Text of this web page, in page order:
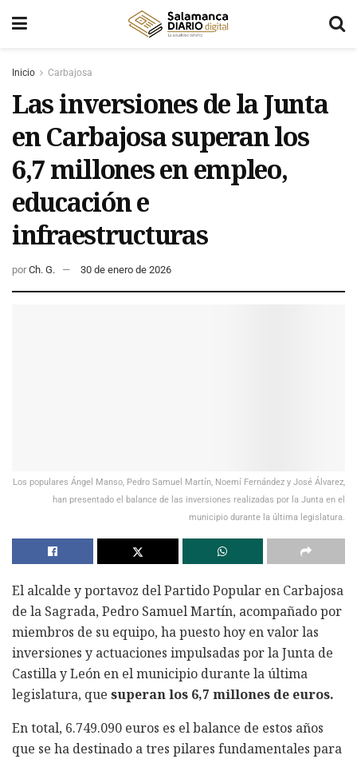
Inicio Carbajosa
Las inversiones de la Junta
en Carbajosa superan los
6,7 millones en empleo,
educación e
infraestructuras
por Ch. G. 30 de enero de 2026
Los populares Ángel Manso, Pedro Samuel Martín, Noemí Fernández y José Álvarez,
han presentado el balance de las inversiones realizadas por la Junta en el
municipio durante la última legislatura.
El alcalde y portavoz del Partido Popular en Carbajosa
de la Sagrada, Pedro Samuel Martín, acompañado por
miembros de su equipo, ha puesto hoy en valor las
inversiones y actuaciones impulsadas por la Junta de
Castilla y León en el municipio durante la última
legislatura, que superan los 6,7 millones de euros.
En total, 6.749.090 euros es el balance de estos años
que se ha destinado a tres pilares fundamentales para